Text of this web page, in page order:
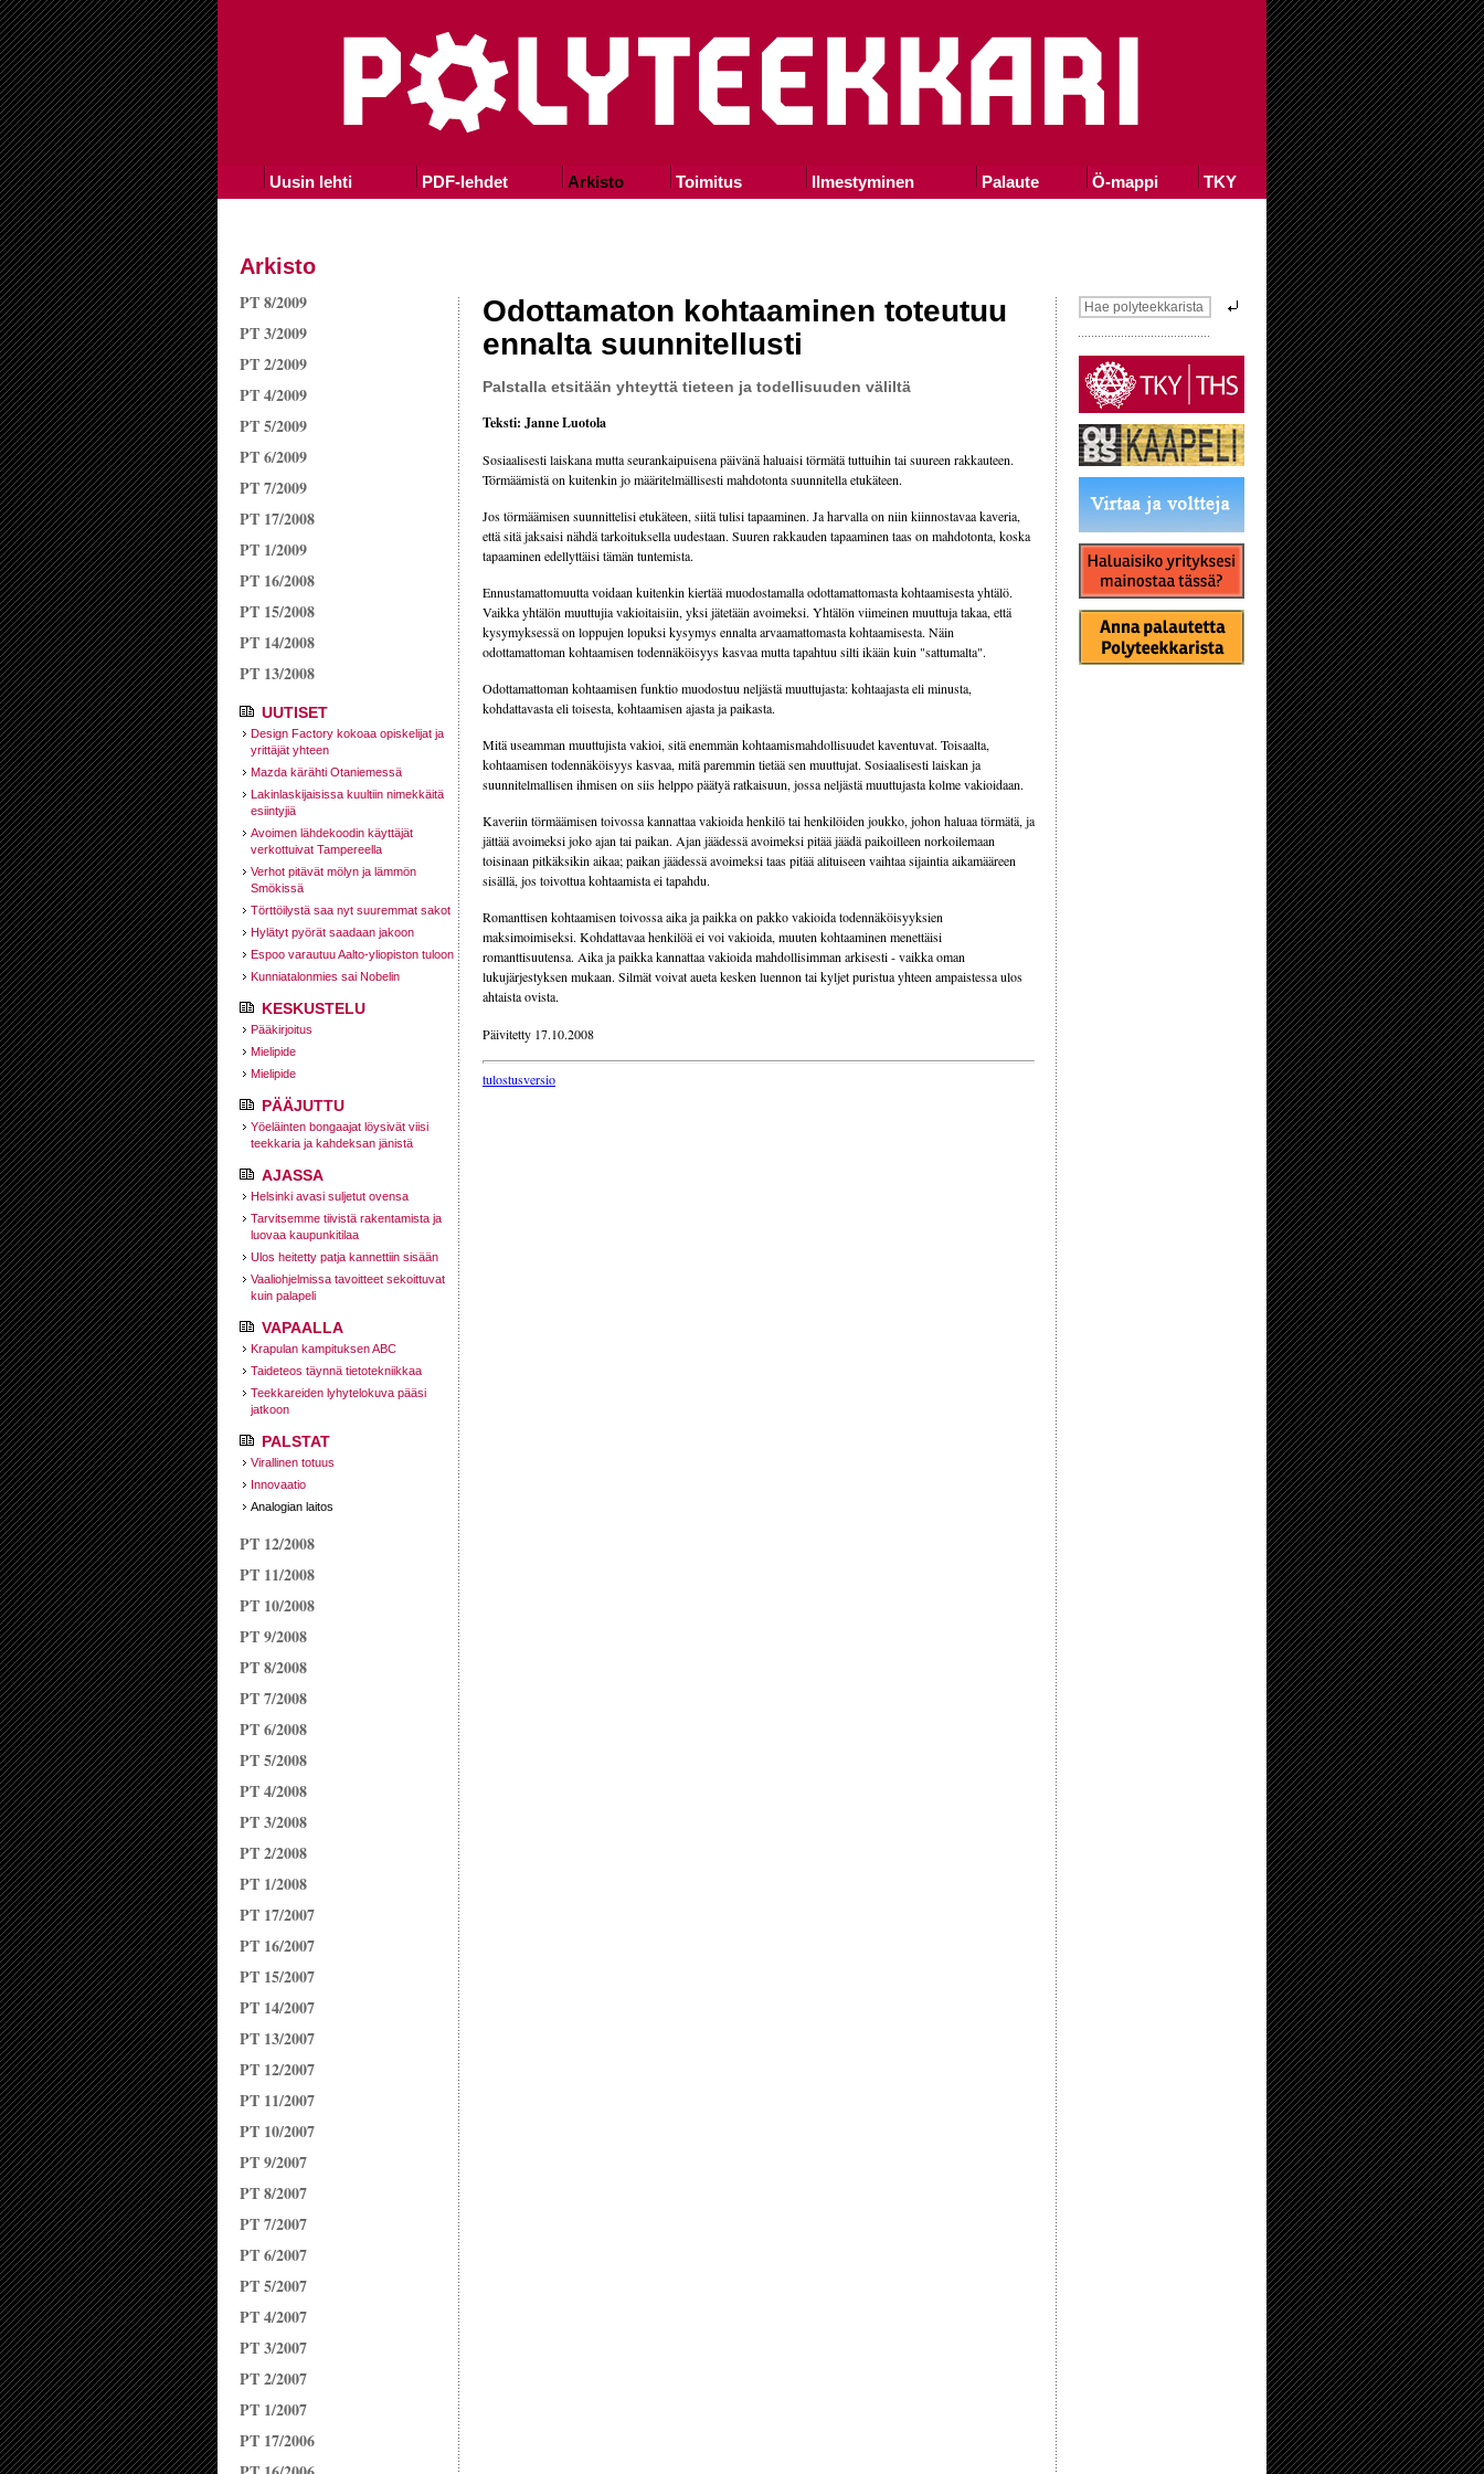
Uusin lehti PDF-lehdet Arkisto Toimitus Ilmestyminen Palaute Ö-mappi TKY
Arkisto
PT 8/2009
PT 3/2009
PT 2/2009
PT 4/2009
PT 5/2009
PT 6/2009
PT 7/2009
PT 17/2008
PT 1/2009
PT 16/2008
PT 15/2008
PT 14/2008
PT 13/2008
UUTISET
Design Factory kokoaa opiskelijat ja
yrittäjät yhteen
Mazda kärähti Otaniemessä
Lakinlaskijaisissa kuultiin nimekkäitä
esiintyjiä
Avoimen lähdekoodin käyttäjät
verkottuivat Tampereella
Verhot pitävät mölyn ja lämmön
Smökissä
Törttöilystä saa nyt suuremmat sakot
Hylätyt pyörät saadaan jakoon
Espoo varautuu Aalto-yliopiston tuloon
Kunniatalonmies sai Nobelin
KESKUSTELU
Pääkirjoitus
Mielipide
Mielipide
PÄÄJUTTU
Yöeläinten bongaajat löysivät viisi
teekkaria ja kahdeksan jänistä
AJASSA
Helsinki avasi suljetut ovensa
Tarvitsemme tiivistä rakentamista ja
luovaa kaupunkitilaa
Ulos heitetty patja kannettiin sisään
Vaaliohjelmissa tavoitteet sekoittuvat
kuin palapeli
VAPAALLA
Krapulan kampituksen ABC
Taideteos täynnä tietotekniikkaa
Teekkareiden lyhytelokuva pääsi
jatkoon
PALSTAT
Virallinen totuus
Innovaatio
Analogian laitos
PT 12/2008
PT 11/2008
PT 10/2008
PT 9/2008
PT 8/2008
PT 7/2008
PT 6/2008
PT 5/2008
PT 4/2008
PT 3/2008
PT 2/2008
PT 1/2008
PT 17/2007
PT 16/2007
PT 15/2007
PT 14/2007
PT 13/2007
PT 12/2007
PT 11/2007
PT 10/2007
PT 9/2007
PT 8/2007
PT 7/2007
PT 6/2007
PT 5/2007
PT 4/2007
PT 3/2007
PT 2/2007
PT 1/2007
PT 17/2006
Odottamaton kohtaaminen toteutuu
ennalta suunnitellusti
Palstalla etsitään yhteyttä tieteen ja todellisuuden väliltä
Teksti: Janne Luotola
Sosiaalisesti laiskana mutta seurankaipuisena päivänä haluaisi törmätä tuttuihin tai suureen rakkauteen.
Törmäämistä on kuitenkin jo määritelmällisesti mahdotonta suunnitella etukäteen.
Jos törmäämisen suunnittelisi etukäteen, siitä tulisi tapaaminen. Ja harvalla on niin kiinnostavaa kaveria,
että sitä jaksaisi nähdä tarkoituksella uudestaan. Suuren rakkauden tapaaminen taas on mahdotonta, koska
tapaaminen edellyttäisi tämän tuntemista.
Ennustamattomuutta voidaan kuitenkin kiertää muodostamalla odottamattomasta kohtaamisesta yhtälö.
Vaikka yhtälön muuttujia vakioitaisiin, yksi jätetään avoimeksi. Yhtälön viimeinen muuttuja takaa, että
kysymyksessä on loppujen lopuksi kysymys ennalta arvaamattomasta kohtaamisesta. Näin
odottamattoman kohtaamisen todennäköisyys kasvaa mutta tapahtuu silti ikään kuin "sattumalta".
Odottamattoman kohtaamisen funktio muodostuu neljästä muuttujasta: kohtaajasta eli minusta,
kohdattavasta eli toisesta, kohtaamisen ajasta ja paikasta.
Mitä useamman muuttujista vakioi, sitä enemmän kohtaamismahdollisuudet kaventuvat. Toisaalta,
kohtaamisen todennäköisyys kasvaa, mitä paremmin tietää sen muuttujat. Sosiaalisesti laiskan ja
suunnitelmallisen ihmisen on siis helppo päätyä ratkaisuun, jossa neljästä muuttujasta kolme vakioidaan.
Kaveriin törmäämisen toivossa kannattaa vakioida henkilö tai henkilöiden joukko, johon haluaa törmätä, ja
jättää avoimeksi joko ajan tai paikan. Ajan jäädessä avoimeksi pitää jäädä paikoilleen norkoilemaan
toisinaan pitkäksikin aikaa; paikan jäädessä avoimeksi taas pitää alituiseen vaihtaa sijaintia aikamääreen
sisällä, jos toivottua kohtaamista ei tapahdu.
Romanttisen kohtaamisen toivossa aika ja paikka on pakko vakioida todennäköisyyksien
maksimoimiseksi. Kohdattavaa henkilöä ei voi vakioida, muuten kohtaaminen menettäisi
romanttisuutensa. Aika ja paikka kannattaa vakioida mahdollisimman arkisesti - vaikka oman
lukujärjestyksen mukaan. Silmät voivat aueta kesken luennon tai kyljet puristua yhteen ampaistessa ulos
ahtaista ovista.
Päivitetty 17.10.2008
tulostusversio